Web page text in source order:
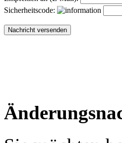
Sicherheitscode: